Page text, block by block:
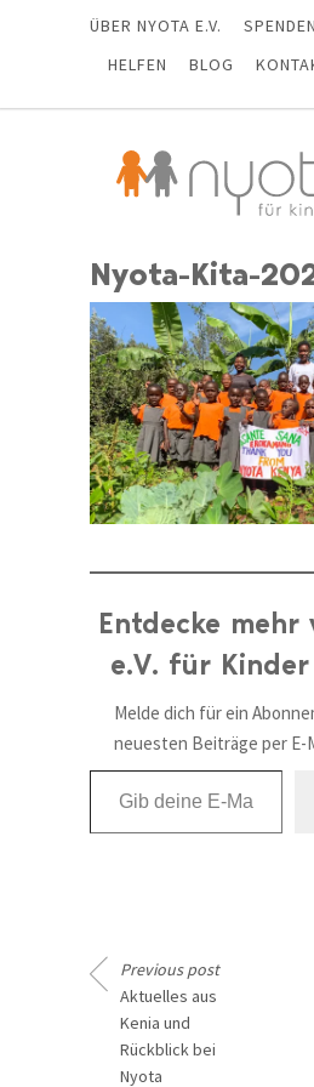
ÜBER NYOTA E.V. SPENDEN
HELFEN
BLOG
Nyota-Kita-
Entdecke mehr
e.V. für
Melde dich für ein
neuesten Beiträge per E-
Gib deine E-Mail-Adresse ein ...
Previous post
Aktuelles aus
Kenia und
Rückblick bei
Nyota